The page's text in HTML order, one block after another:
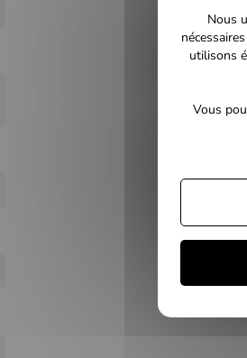
Nous
utilisons
Vous